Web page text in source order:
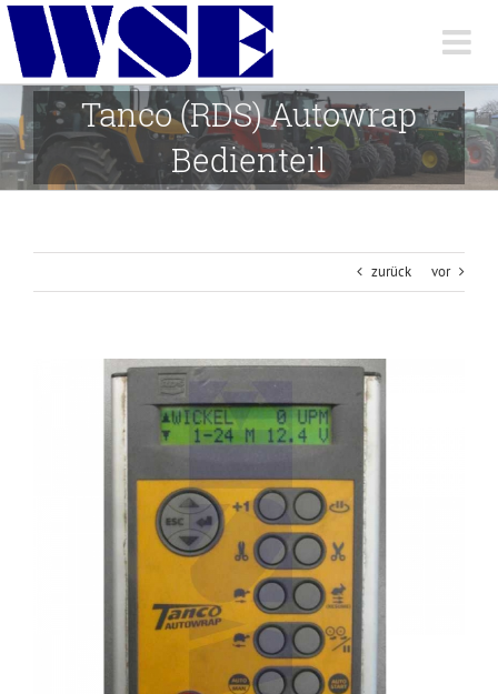
Skip
content
Tanco (RDS) Autowrap
Bedienteil
zurück vor